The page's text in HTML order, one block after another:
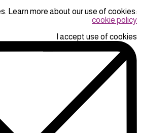
Learn more about our use of cookies:
cookie policy
I accept use of cookies